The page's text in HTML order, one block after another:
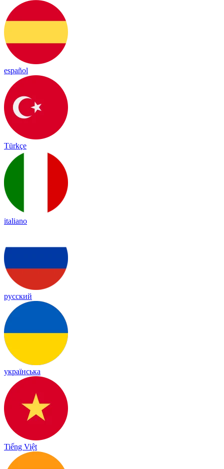
español
Türkçe
italiano
русский
українська
Tiếng Việt